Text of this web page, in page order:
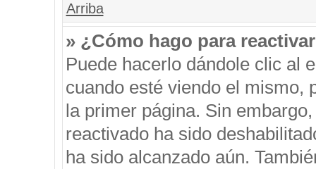
Arriba
» ¿Cómo hago para
Puede hacerlo dándole clic al
cuando esté viendo el mismo,
la primer página. Sin
reactivado ha sido
ha sido alcanzado aún.